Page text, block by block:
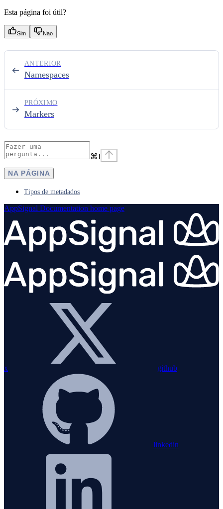
Esta página foi útil?
Sim Nao
Namespaces
ANTERIOR
Markers
PRÓXIMO
⌘I
NA PÁGINA
Tipos de metadados
AppSignal Documentation home page
x github
linkedin